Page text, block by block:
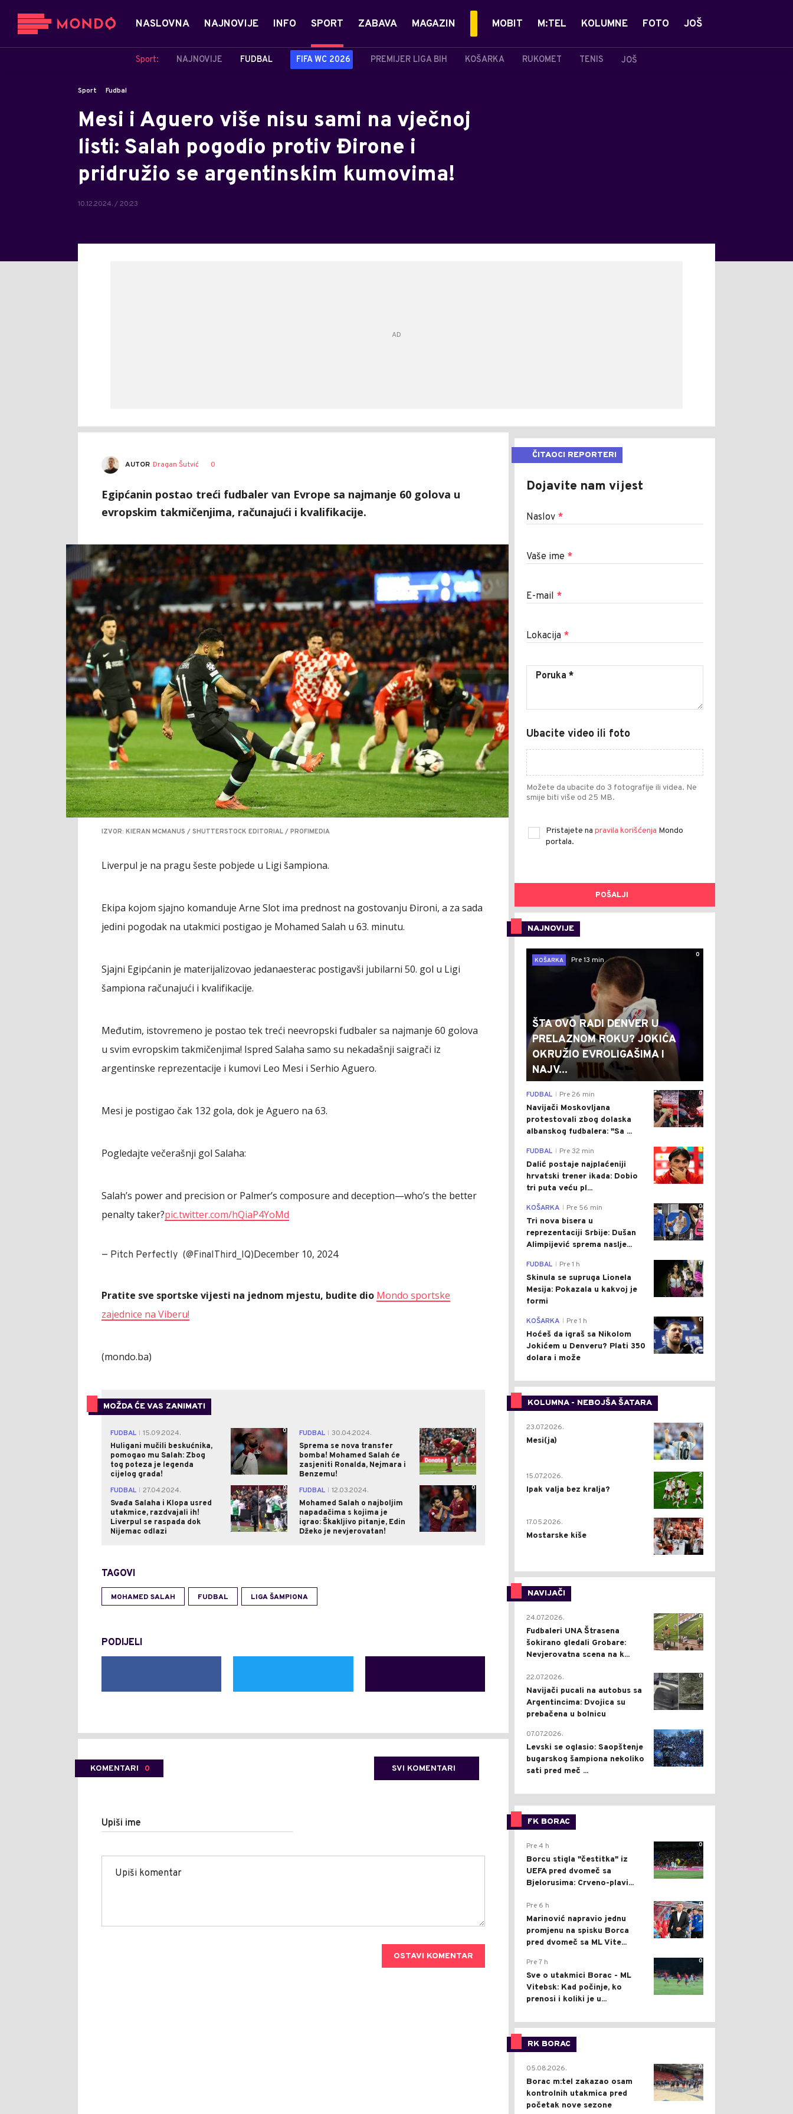
NASLOVNA NAJNOVIJE INFO SPORT
Sport: NAJNOVIJE FUDBAL FIFA WC 2026 PREMIJER LIGA BIH KOŠARKA RUKOMET TENIS JOŠ
ZABAVA MAGAZIN MOBIT M:TEL KOLUMNE FOTO JOŠ
Sport Fudbal
Mesi i Aguero više nisu sami na vječnoj
listi: Salah pogodio protiv Đirone i
pridružio se argentinskim kumovima!
10.12.2024. / 20:23
AUTOR Dragan Šutvić 0
Egipćanin postao treći fudbaler van Evrope sa najmanje 60 golova u
evropskim takmičenjima, računajući i kvalifikacije.
IZVOR: KIERAN MCMANUS / SHUTTERSTOCK EDITORIAL / PROFIMEDIA
Liverpul je na pragu šeste pobjede u Ligi šampiona.
Ekipa kojom sjajno komanduje Arne Slot ima prednost na gostovanju Đironi, a za sada
jedini pogodak na utakmici postigao je Mohamed Salah u 63. minutu.
Sjajni Egipćanin je materijalizovao jedanaesterac postigavši jubilarni 50. gol u Ligi
šampiona računajući i kvalifikacije.
Međutim, istovremeno je postao tek treći neevropski fudbaler sa najmanje 60 golova
u svim evropskim takmičenjima! Ispred Salaha samo su nekadašnji saigrači iz
argentinske reprezentacije i kumovi Leo Mesi i Serhio Aguero.
Mesi je postigao čak 132 gola, dok je Aguero na 63.
Pogledajte večerašnji gol Salaha:
Salah’s power and precision or Palmer’s composure and deception—who’s the better
penalty taker?pic.twitter.com/hQiaP4YoMd
— Pitch Perfectly ️ (@FinalThird_IQ)December 10, 2024
Pratite sve sportske vijesti na jednom mjestu, budite dio Mondo sportske
zajednice na Viberu!
(mondo.ba)
MOŽDA ĆE VAS ZANIMATI
FUDBAL
15.09.2024.
Huligani mučili beskućnika,
pomogao mu Salah: Zbog
tog poteza je legenda
cijelog grada!
0 FUDBAL
30.04.2024.
Sprema se nova transfer
bomba! Mohamed Salah će
zasjeniti Ronalda, Nejmara i
Benzemu!
0
FUDBAL
27.04.2024.
Svađa Salaha i Klopa usred
utakmice, razdvajali ih!
Liverpul se raspada dok
Nijemac odlazi
0 FUDBAL
12.03.2024.
Mohamed Salah o najboljim
napadačima s kojima je
igrao: Škakljivo pitanje, Edin
Džeko je nevjerovatan!
0
TAGOVI
MOHAMED SALAH FUDBAL LIGA ŠAMPIONA
PODIJELI
KOMENTARI 0 SVI KOMENTARI
Upiši ime
OSTAVI KOMENTAR
ČITAOCI REPORTERI
Dojavite nam vijest
Naslov *
Vaše ime *
E-mail *
Lokacija *
Ubacite video ili foto
Možete da ubacite do 3 fotografije ili videa. Ne
smije biti više od 25 MB.
Pristajete na pravila korišćenja Mondo
portala.
POŠALJI
NAJNOVIJE
0
KOŠARKA
Pre 13 min
ŠTA OVO RADI DENVER U
PRELAZNOM ROKU? JOKIĆA
OKRUŽIO EVROLIGAŠIMA I
NAJV...
0
FUDBAL Pre 26 min
Navijači Moskovljana
protestovali zbog dolaska
albanskog fudbalera: "Sa ...
0
FUDBAL Pre 32 min
Dalić postaje najplaćeniji
hrvatski trener ikada: Dobio
tri puta veću pl...
0
KOŠARKA Pre 56 min
Tri nova bisera u
reprezentaciji Srbije: Dušan
Alimpijević sprema naslje...
0
FUDBAL Pre 1 h
Skinula se supruga Lionela
Mesija: Pokazala u kakvoj je
formi
0
KOŠARKA Pre 1 h
Hoćeš da igraš sa Nikolom
Jokićem u Denveru? Plati 350
dolara i može
KOLUMNA - NEBOJŠA ŠATARA
0
23.07.2026.
Mesi(ja)
2
15.07.2026.
Ipak valja bez kralja?
0
17.05.2026.
Mostarske kiše
NAVIJAČI
0
24.07.2026.
Fudbaleri UNA Štrasena
šokirano gledali Grobare:
Nevjerovatna scena na k...
0
22.07.2026.
Navijači pucali na autobus sa
Argentincima: Dvojica su
prebačena u bolnicu
1
07.07.2026.
Levski se oglasio: Saopštenje
bugarskog šampiona nekoliko
sati pred meč ...
FK BORAC
0
Pre 4 h
Borcu stigla "čestitka" iz
UEFA pred dvomeč sa
Bjelorusima: Crveno-plavi...
0
Pre 6 h
Marinović napravio jednu
promjenu na spisku Borca
pred dvomeč sa ML Vite...
0
Pre 7 h
Sve o utakmici Borac - ML
Vitebsk: Kad počinje, ko
prenosi i koliki je u...
RK BORAC
0
05.08.2026.
Borac m:tel zakazao osam
kontrolnih utakmica pred
početak nove sezone